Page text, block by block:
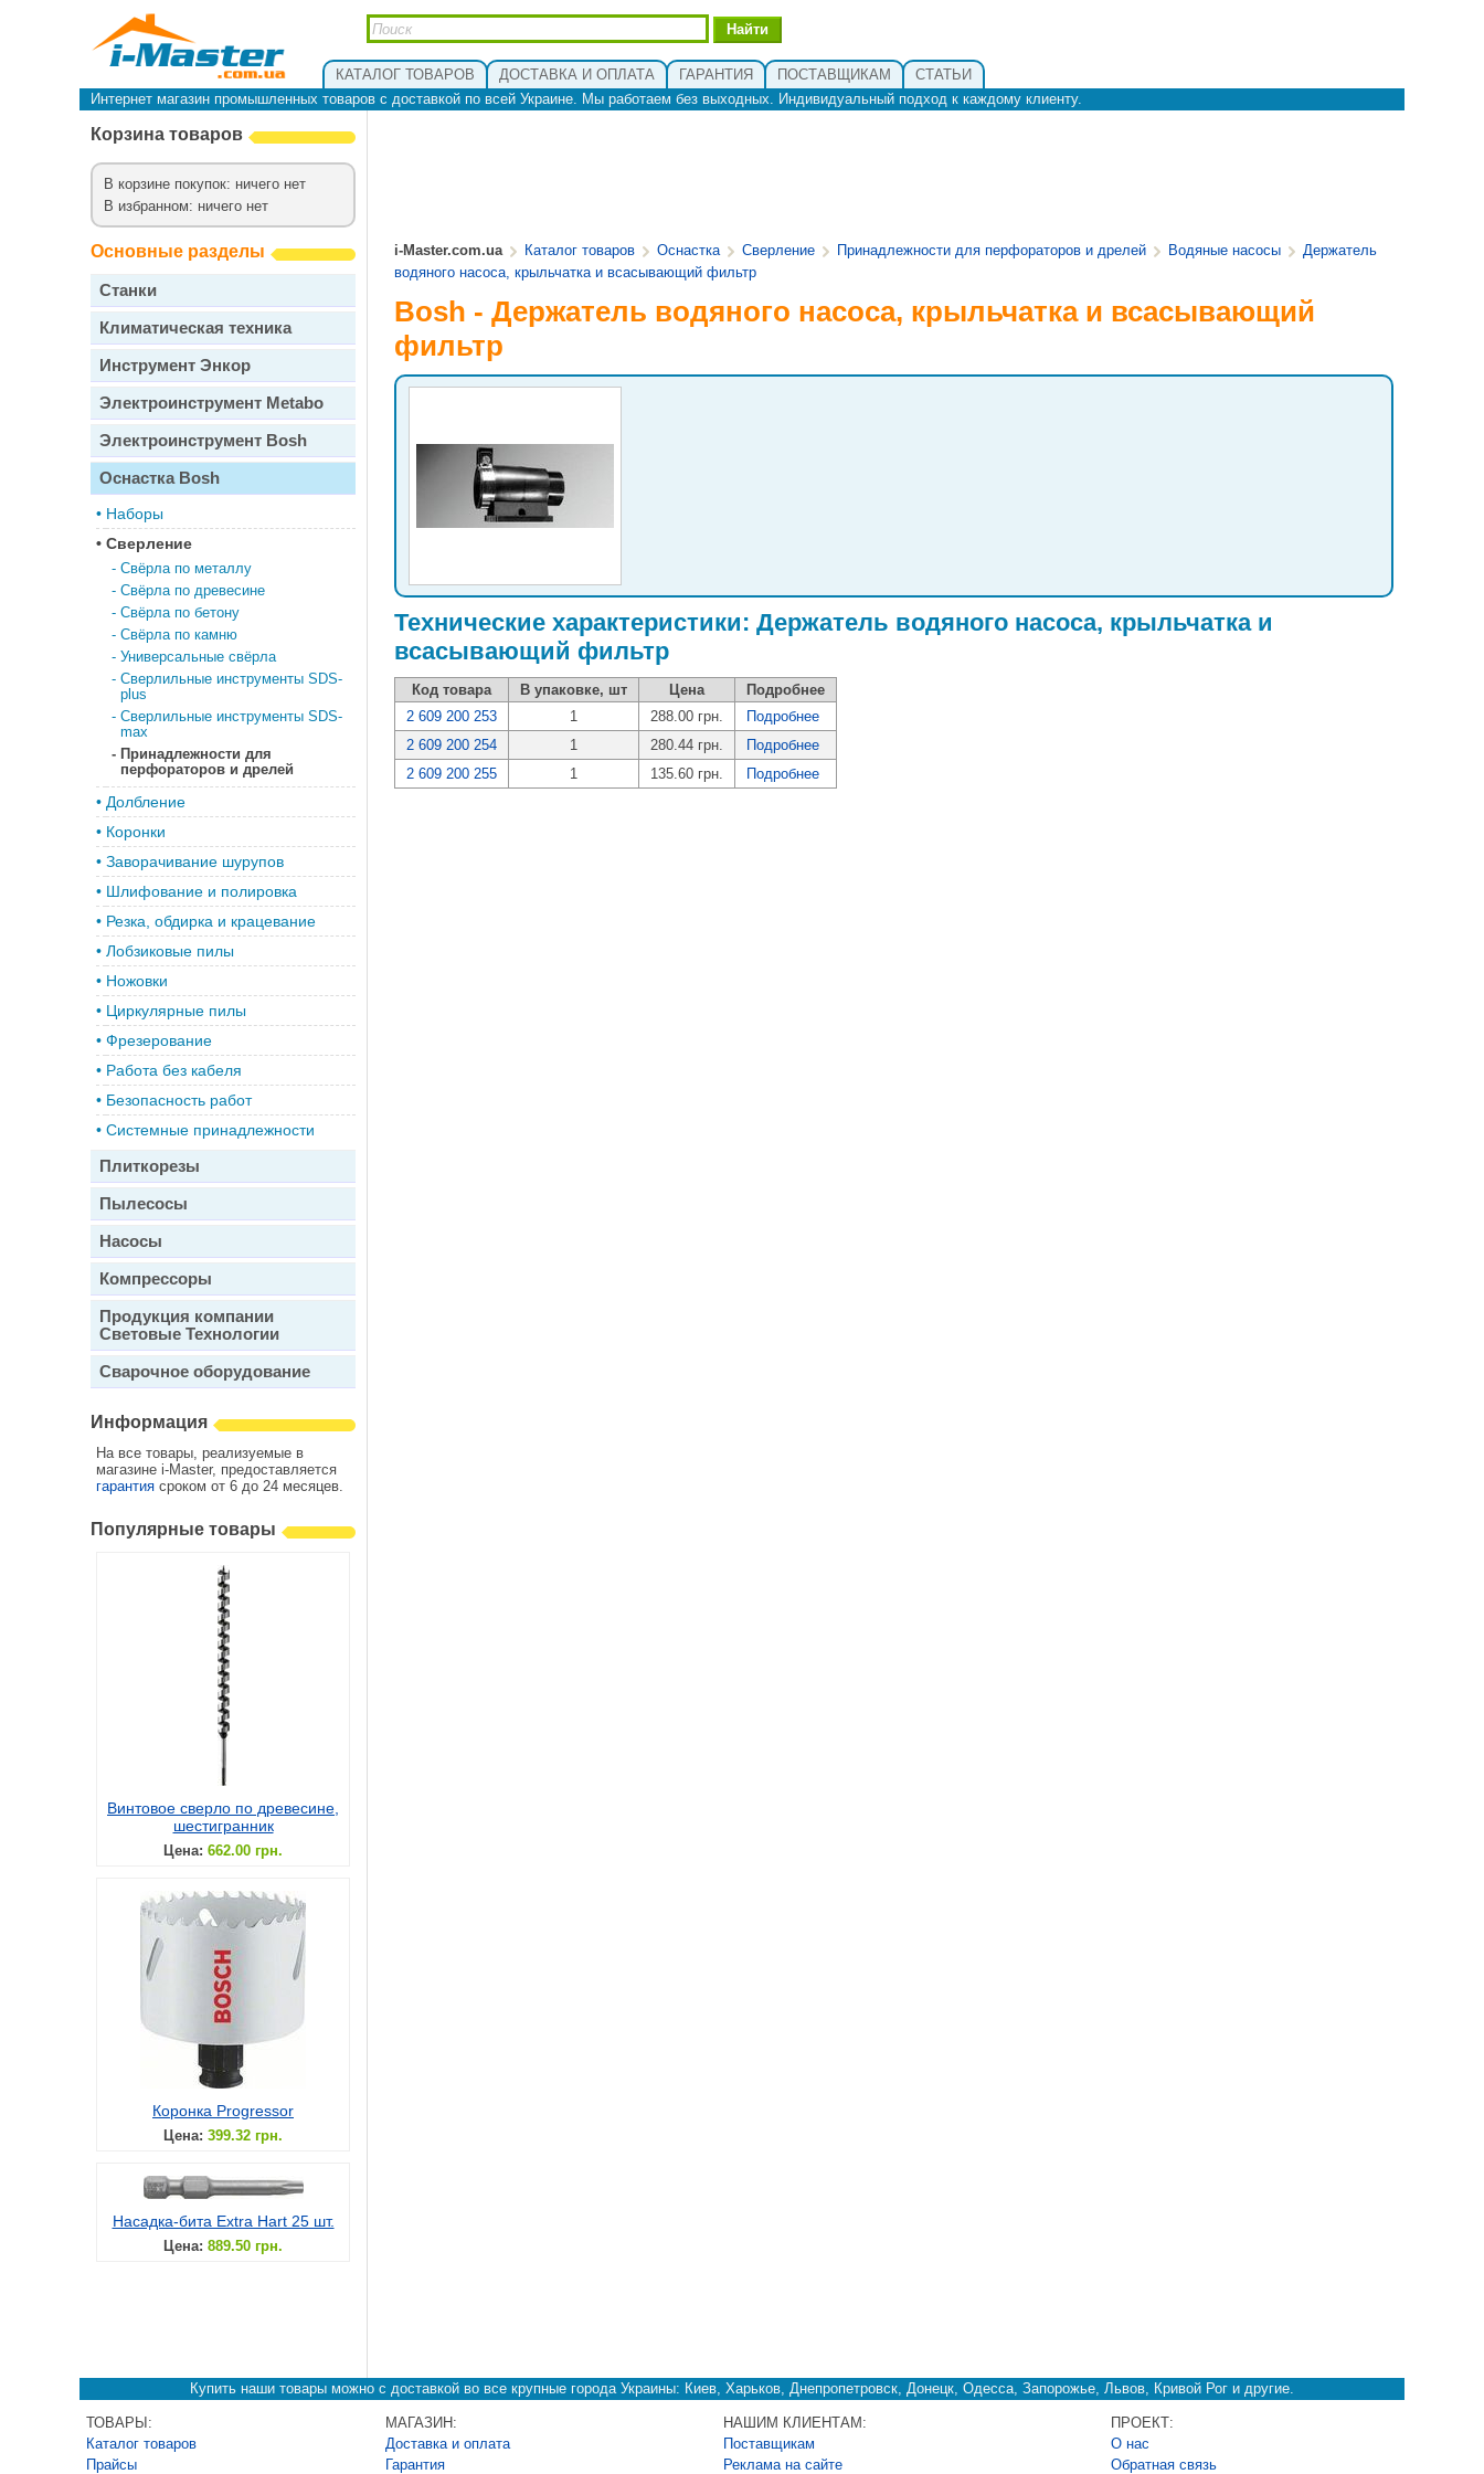
КАТАЛОГ ТОВАРОВ ДОСТАВКА И ОПЛАТА ГАРАНТИЯ ПОСТАВЩИКАМ
СТАТЬИ
Интернет магазин промышленных товаров с доставкой по всей Украине. Мы работаем без выходных. Индивидуальный подход к каждому клиенту.
Корзина товаров
В корзине покупок: ничего нет
В избранном: ничего нет
Основные разделы
Станки
Климатическая техника
Инструмент Энкор
Электроинструмент Metabo
Электроинструмент Bosh
Оснастка Bosh
• Наборы
• Сверление
- Свёрла по металлу
- Свёрла по древесине
- Свёрла по бетону
- Свёрла по камню
- Универсальные свёрла
- Сверлильные инструменты SDS-
plus
- Сверлильные инструменты SDS-
max
- Принадлежности для
перфораторов и дрелей
• Долбление
• Коронки
• Заворачивание шурупов
• Шлифование и полировка
• Резка, обдирка и крацевание
• Лобзиковые пилы
• Ножовки
• Циркулярные пилы
• Фрезерование
• Работа без кабеля
• Безопасность работ
• Системные принадлежности
Плиткорезы
Пылесосы
Насосы
Компрессоры
Продукция компании
Световые Технологии
Сварочное оборудование
Информация
На все товары, реализуемые в
магазине i-Master, предоставляется
гарантия сроком от 6 до 24 месяцев.
Популярные товары
Винтовое сверло по древесине,
шестигранник
Цена: 662.00 грн.
Коронка Progressor
Цена: 399.32 грн.
Насадка-бита Extra Hart 25 шт.
Цена: 889.50 грн.
i-Master.com.ua Каталог товаров Оснастка Сверление Принадлежности для перфораторов и дрелей Водяные насосы
Держатель
водяного насоса, крыльчатка и всасывающий фильтр
Bosh - Держатель водяного насоса, крыльчатка и всасывающий
фильтр
Технические характеристики: Держатель водяного насоса, крыльчатка и
всасывающий фильтр
Код товара В упаковке, шт Цена
Подробнее
2 609 200 253
1 288.00 грн.
Подробнее
2 609 200 254
1 280.44 грн.
Подробнее
2 609 200 255
1 135.60 грн. Подробнее
Купить наши товары можно с доставкой во все крупные города Украины: Киев, Харьков, Днепропетровск, Донецк, Одесса, Запорожье, Львов, Кривой Рог и другие.
ТОВАРЫ:
Каталог товаров
Прайсы
МАГАЗИН:
Доставка и оплата
Гарантия
НАШИМ КЛИЕНТАМ:
Поставщикам
Реклама на сайте
ПРОЕКТ:
О нас
Обратная связь